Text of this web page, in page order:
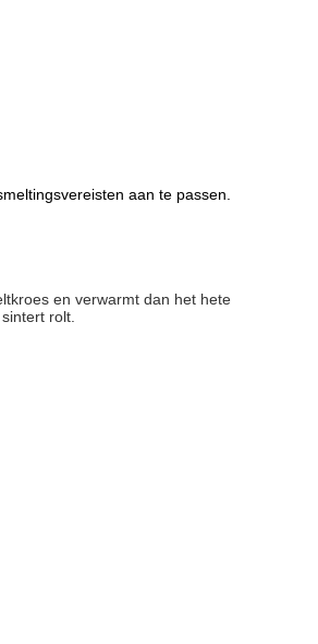
aan te passen.
en verwarmt dan het hete
rolt.